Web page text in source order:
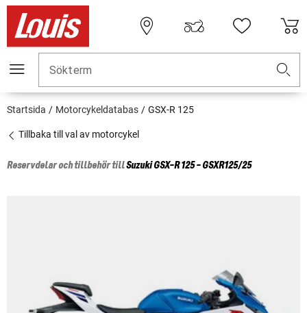
Sökterm
Startsida Motorcykeldatabas GSX-R 125
Tillbaka till val av motorcykel
Reservdelar och tillbehör tillSuzukiGSX-R 125 - GSXR125/25